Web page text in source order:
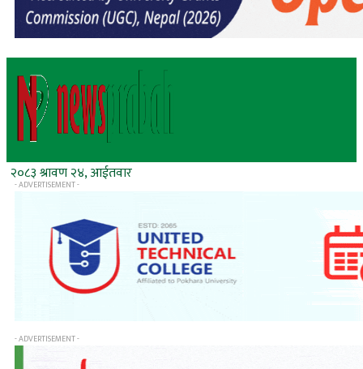
२०८३ श्रावण २४, आईतवार
- ADVERTISEMENT -
- ADVERTISEMENT -